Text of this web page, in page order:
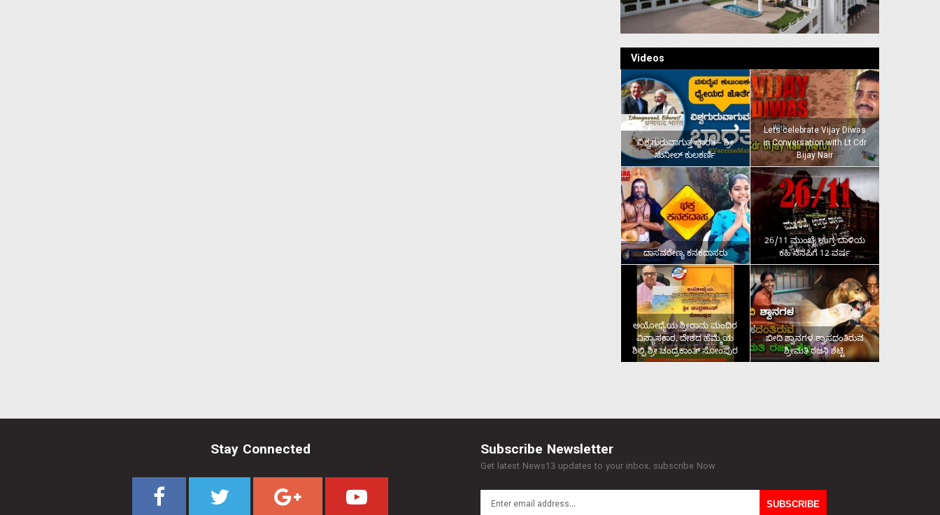
Videos
ವಿಶ್ವಗುರುವಾಗುತ್ತ ಭಾರತ – ಶ್ರೀ
ಸುನೀಲ್‌ ಕುಲಕರ್ಣಿ
Lets celebrate Vijay Diwas
in Conversation with Lt Cdr
Bijay Nair
ದಾಸವರೇಣ್ಯ ಕನಕದಾಸರು
26/11 ಮುಂಬೈ ಉಗ್ರ ದಾಳಿಯ
ಕಹಿ ನೆನಪಿಗೆ 12 ವರ್ಷ
ಅಯೋಧ್ಯೆಯ ಶ್ರೀರಾಮ ಮಂದಿರ
ವಿನ್ಯಾಸಕಾರ, ದೇಶದ ಹೆಮ್ಮೆಯ
ಶಿಲ್ಪಿ ಶ್ರೀ ಚಂದ್ರಕಾಂತ್‌ ಸೋಂಪುರ
ಬೀದಿ ಶ್ವಾನಗಳ ಶ್ವಾಸದಂತಿರುವ
ಶ್ರೀಮತಿ ರಜನಿ ಶೆಟ್ಟಿ
Stay Connected Subscribe Newsletter
Get latest News13 updates to your inbox. subscribe Now